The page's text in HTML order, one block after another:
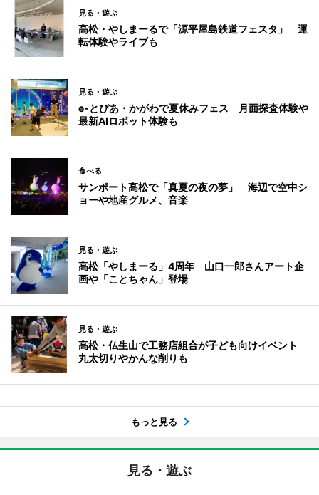
見る・遊ぶ
高松・やしまーるで「源平屋島鉄道フェスタ」 運
転体験やライブも
見る・遊ぶ
e-とぴあ・かがわで夏休みフェス 月面探査体験や
最新AIロボット体験も
食べる
サンポート高松で「真夏の夜の夢」 海辺で空中シ
ョーや地産グルメ、音楽
見る・遊ぶ
高松「やしまーる」4周年 山口一郎さんアート企
画や「ことちゃん」登場
見る・遊ぶ
高松・仏生山で工務店組合が子ども向けイベント
丸太切りやかんな削りも
もっと見る
見る・遊ぶ